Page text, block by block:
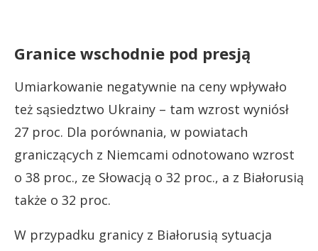
Granice wschodnie pod presją
Umiarkowanie negatywnie na ceny wpływało
też sąsiedztwo Ukrainy – tam wzrost wyniósł
27 proc. Dla porównania, w powiatach
graniczących z Niemcami odnotowano wzrost
o 38 proc., ze Słowacją o 32 proc., a z Białorusią
także o 32 proc.
W przypadku granicy z Białorusią sytuacja